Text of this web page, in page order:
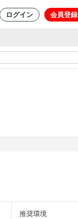
ログイン 会員登録
推奨環境